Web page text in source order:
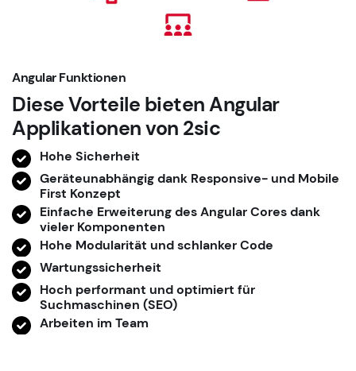
Angular Funktionen
Diese Vorteile bieten Angular
Applikationen von 2sic
Hohe Sicherheit
Geräteunabhängig dank Responsive- und Mobile
First Konzept
Einfache Erweiterung des Angular Cores dank
vieler Komponenten
Hohe Modularität und schlanker Code
Wartungssicherheit
Hoch performant und optimiert für
Suchmaschinen (SEO)
Arbeiten im Team